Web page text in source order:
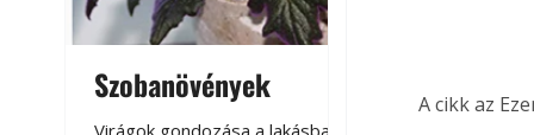
Szobanövények
teraszon,
A cikk az